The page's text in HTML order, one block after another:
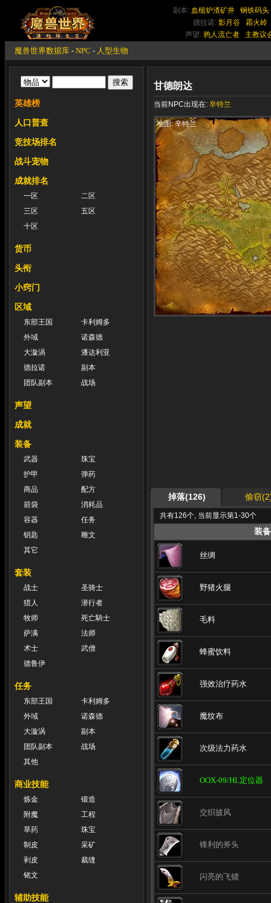
副本: 血槌炉渣矿井
钢铁码头
德拉诺: 影月谷
霜火岭
声望: 鸦人流亡者 主教议
魔兽世界数据库 - NPC - 人型生物
英雄榜
人口普查
竞技场排名
战斗宠物
成就排名
一区
二区
三区
五区
十区
货币
头衔
小窍门
区域
东部王国
卡利姆多
外域
诺森德
大漩涡
潘达利亚
德拉诺
副本
团队副本
战场
声望
成就
装备
武器
珠宝
护甲
弹药
商品
配方
箭袋
消耗品
容器
任务
钥匙
雕文
其它
套装
战士
圣骑士
猎人
潜行者
牧师
死亡騎士
萨满
法师
术士
武僧
德鲁伊
任务
东部王国
卡利姆多
外域
诺森德
大漩涡
副本
团队副本
战场
其他
商业技能
炼金
锻造
附魔
工程
草药
珠宝
制皮
采矿
剥皮
裁缝
铭文
辅助技能
甘德朗达
当前NPC出现在: 辛特兰
地图: 辛特兰
掉落(126) 偷窃
共有126个, 当前显示第1-30个
装备
丝绸
野猪火腿
毛料
蜂蜜饮料
强效治疗药水
魔纹布
次级法力药水
OOX-09/HL定位器
交织披风
锋利的斧头
闪亮的飞镖